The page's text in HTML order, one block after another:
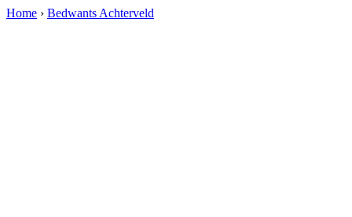
Home › Bedwants Achterveld